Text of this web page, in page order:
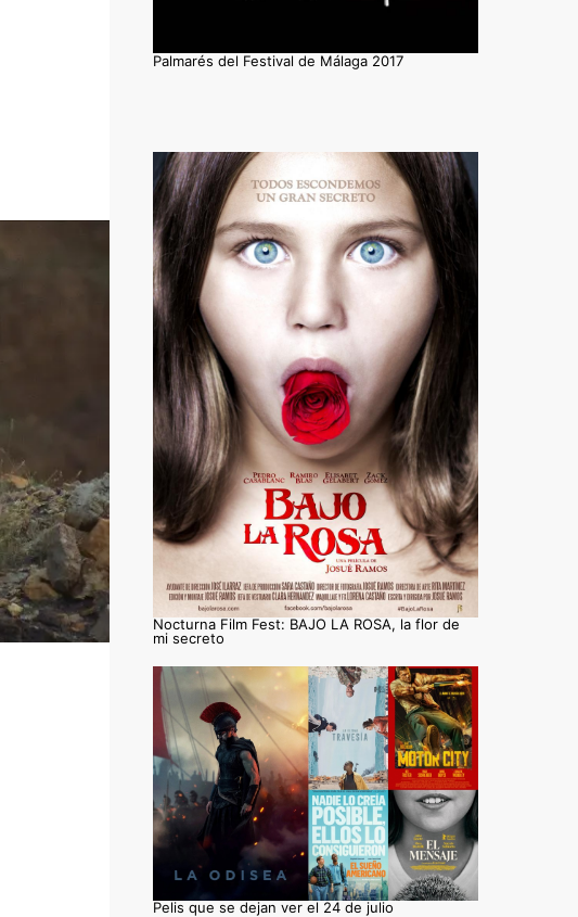
Palmarés del Festival de Málaga 2017
Nocturna Film Fest: BAJO LA ROSA, la flor de
mi secreto
Pelis que se dejan ver el 24 de julio